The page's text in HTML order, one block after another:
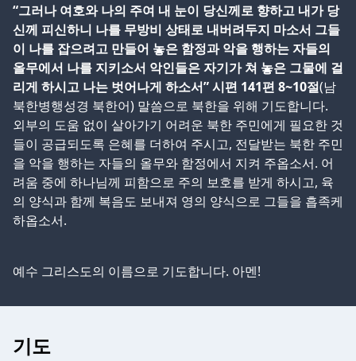
“그러나 여호와 나의 주여 내 눈이 당신께로 향하고 내가 당
신께 피신하니 나를 무방비 상태로 내버려두지 마소서 그들
이 나를 잡으려고 만들어 놓은 함정과 악을 행하는 자들의
올무에서 나를 지키소서 악인들은 자기가 쳐 놓은 그물에 걸
리게 하시고 나는 벗어나게 하소서” 시편 141편 8~10절(남
북한병행성경 북한어) 말씀으로 북한을 위해 기도합니다.
외부의 도움 없이 살아가기 어려운 북한 주민에게 필요한 것
들이 공급되도록 은혜를 더하여 주시고, 전달받는 북한 주민
을 악을 행하는 자들의 올무와 함정에서 지켜 주옵소서. 어
려움 중에 하나님께 피함으로 주의 보호를 받게 하시고, 육
의 양식과 함께 복음도 보내져 영의 양식으로 그들을 흡족케
하옵소서.
예수 그리스도의 이름으로 기도합니다. 아멘!
기도